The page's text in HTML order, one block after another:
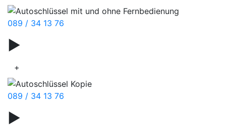
089 / 34 13 76
▶
+
089 / 34 13 76
▶